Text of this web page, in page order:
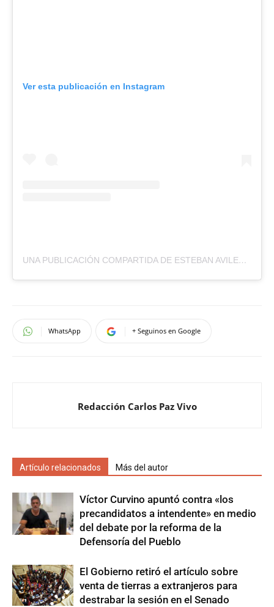
Ver esta publicación en Instagram
UNA PUBLICACIÓN COMPARTIDA DE ESTEBAN AVILES (@ESTEBANAVILESOK)
WhatsApp + Seguinos en Google
Redacción Carlos Paz Vivo
Artículo relacionados Más del autor
Víctor Curvino apuntó contra «los
precandidatos a intendente» en medio
del debate por la reforma de la
Defensoría del Pueblo
El Gobierno retiró el artículo sobre
venta de tierras a extranjeros para
destrabar la sesión en el Senado